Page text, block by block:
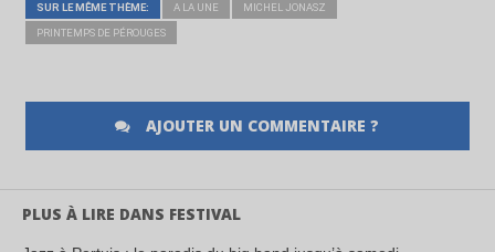
SUR LE MÊME THÈME: A LA UNE MICHEL JONASZ
PRINTEMPS DE PÉROUGES
AJOUTER UN COMMENTAIRE ?
PLUS À LIRE DANS FESTIVAL